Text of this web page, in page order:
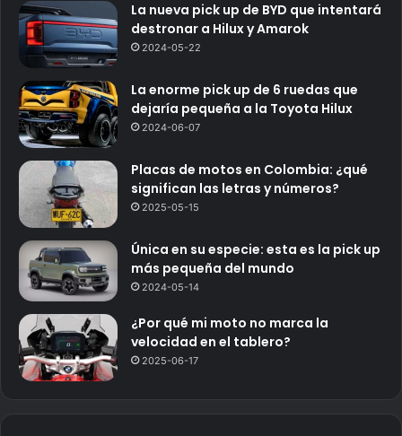
La nueva pick up de BYD que intentará
destronar a Hilux y Amarok
2024-05-22
La enorme pick up de 6 ruedas que
dejaría pequeña a la Toyota Hilux
2024-06-07
Placas de motos en Colombia: ¿qué
significan las letras y números?
2025-05-15
Única en su especie: esta es la pick up
más pequeña del mundo
2024-05-14
¿Por qué mi moto no marca la
velocidad en el tablero?
2025-06-17